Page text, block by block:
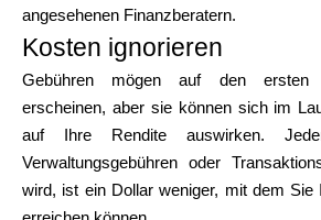
angesehenen Finanzberatern.
Kosten ignorieren
Gebühren mögen auf den ersten
erscheinen, aber sie können sich im
auf Ihre Rendite auswirken.
Verwaltungsgebühren oder
wird, ist ein Dollar weniger, mit dem Sie